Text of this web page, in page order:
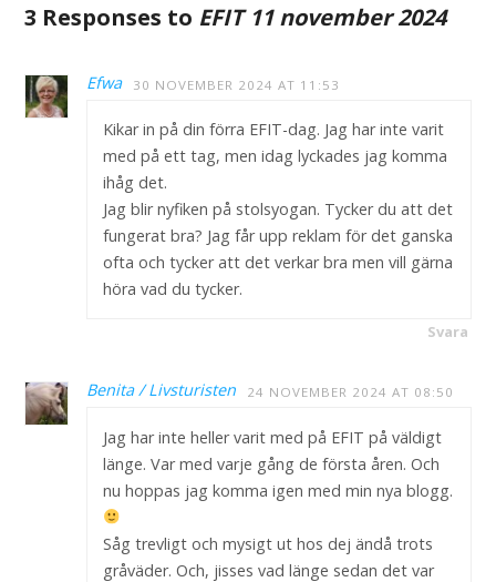
3 Responses to EFIT 11 november 2024
Efwa 30 NOVEMBER 2024 AT 11:53
Kikar in på din förra EFIT-dag. Jag har inte varit
med på ett tag, men idag lyckades jag komma
ihåg det.
Jag blir nyfiken på stolsyogan. Tycker du att det
fungerat bra? Jag får upp reklam för det ganska
ofta och tycker att det verkar bra men vill gärna
höra vad du tycker.
Svara
Benita / Livsturisten 24 NOVEMBER 2024 AT 08:50
Jag har inte heller varit med på EFIT på väldigt
länge. Var med varje gång de första åren. Och
nu hoppas jag komma igen med min nya blogg.
Såg trevligt och mysigt ut hos dej ändå trots
gråväder. Och, jisses vad länge sedan det var